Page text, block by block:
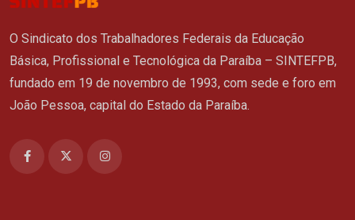
O Sindicato dos Trabalhadores Federais da Educação
Básica, Profissional e Tecnológica da Paraíba – SINTEFPB,
fundado em 19 de novembro de 1993, com sede e foro em
João Pessoa, capital do Estado da Paraíba.